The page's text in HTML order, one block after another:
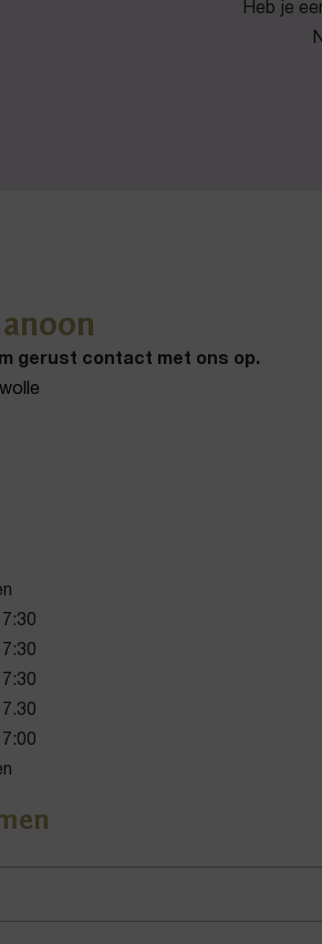
Heb je
gerust contact met ons op.